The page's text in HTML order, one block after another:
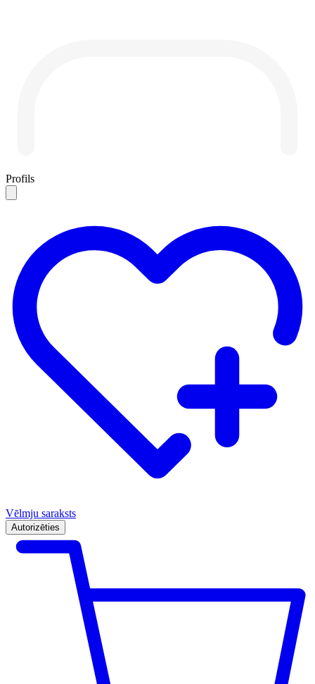
Profils
Vēlmju saraksts
Autorizēties